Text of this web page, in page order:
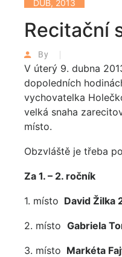
Recitační
By
DUB, 2013
V úterý 9. dubna
dopoledních
vychovatelka
velká snaha
místo.
Obzvláště je třeba
Za 1. – 2. ročník
1. místo David Žilka
2. místo Gabriela
3. místo Markéta